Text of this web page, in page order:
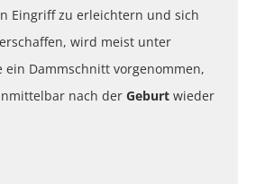
Eingriff zu erleichtern und sich
wird meist unter
ein Dammschnitt vorgenommen,
nach der Geburt wieder